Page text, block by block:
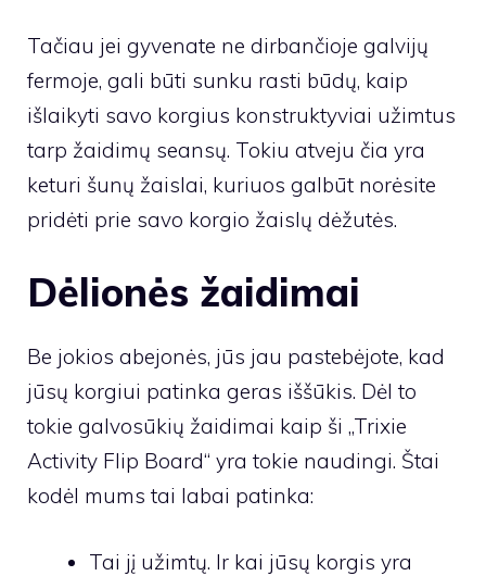
Tačiau jei gyvenate ne dirbančioje galvijų
fermoje, gali būti sunku rasti būdų, kaip
išlaikyti savo korgius konstruktyviai užimtus
tarp žaidimų seansų. Tokiu atveju čia yra
keturi šunų žaislai, kuriuos galbūt norėsite
pridėti prie savo korgio žaislų dėžutės.
Dėlionės žaidimai
Be jokios abejonės, jūs jau pastebėjote, kad
jūsų korgiui patinka geras iššūkis. Dėl to
tokie galvosūkių žaidimai kaip ši „Trixie
Activity Flip Board“ yra tokie naudingi. Štai
kodėl mums tai labai patinka:
Tai jį užimtų. Ir kai jūsų korgis yra